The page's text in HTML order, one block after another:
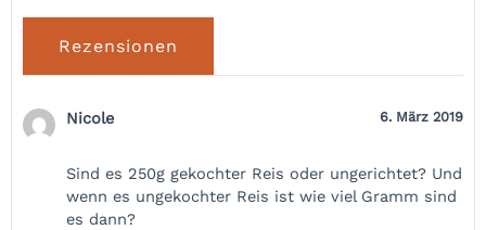
Rezensionen
Nicole 6. März 2019
Sind es 250g gekochter Reis oder ungerichtet? Und
wenn es ungekochter Reis ist wie viel Gramm sind
es dann?